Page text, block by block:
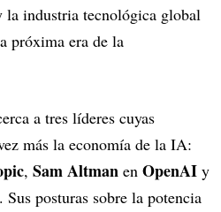
industria tecnológica global
próxima era de la
a tres líderes cuyas
más la economía de la IA:
, Sam Altman en OpenAI y
. Sus posturas sobre la potencia